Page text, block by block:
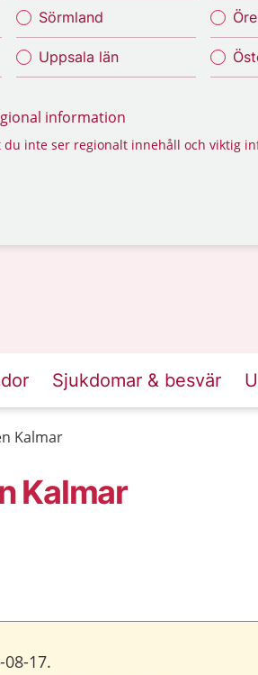
Sörmland
Uppsala län
information
du inte ser regionalt innehåll och viktig
Sjukdomar & besvär
Kalmar
Kalmar
17.